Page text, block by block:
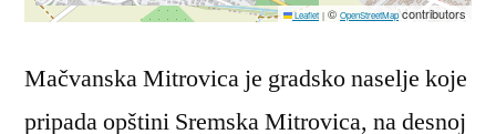
Leaflet | © OpenStreetMapcontributors
Mačvanska Mitrovica je gradsko naselje koje
pripada opštini Sremska Mitrovica, na desnoj